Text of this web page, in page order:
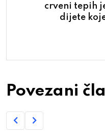
crveni tepih
dijete
Povezani